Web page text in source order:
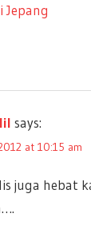
Jepang
says:
at 10:15 am
juga hebat